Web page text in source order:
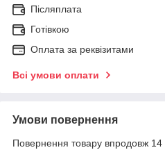
Післяплата
Готівкою
Оплата за реквізитами
Всі умови оплати
Умови повернення
Повернення товару впродовж 14